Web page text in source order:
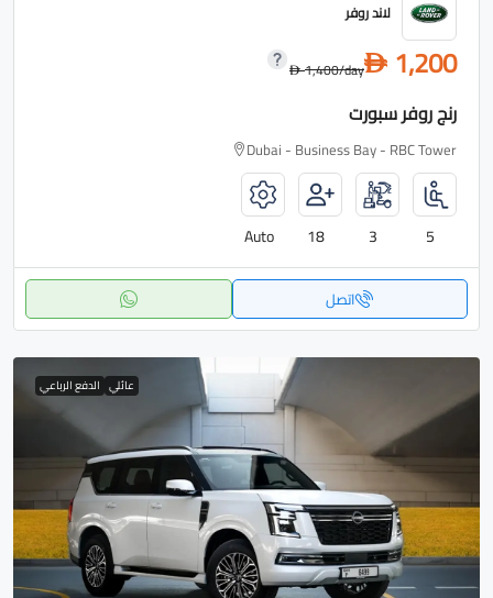
لاند روفر
D 1,200
D1,400/day
رنج روفر سبورت
Dubai - Business Bay - RBC Tower
5
3
18
Auto
اتصل
عائلي الدفع الرباعي